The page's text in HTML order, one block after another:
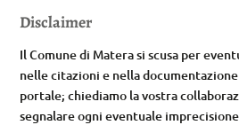
Disclaimer
Il Comune di Matera si scusa per
nelle citazioni e nella
portale; chiediamo la vostra
segnalare ogni eventuale